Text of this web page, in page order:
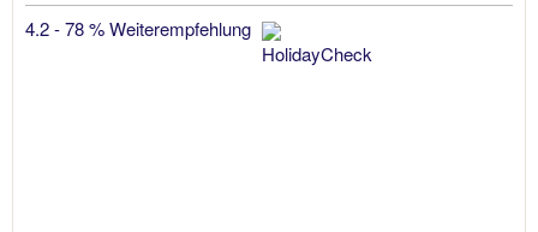
4.2 - 78 % Weiterempfehlung